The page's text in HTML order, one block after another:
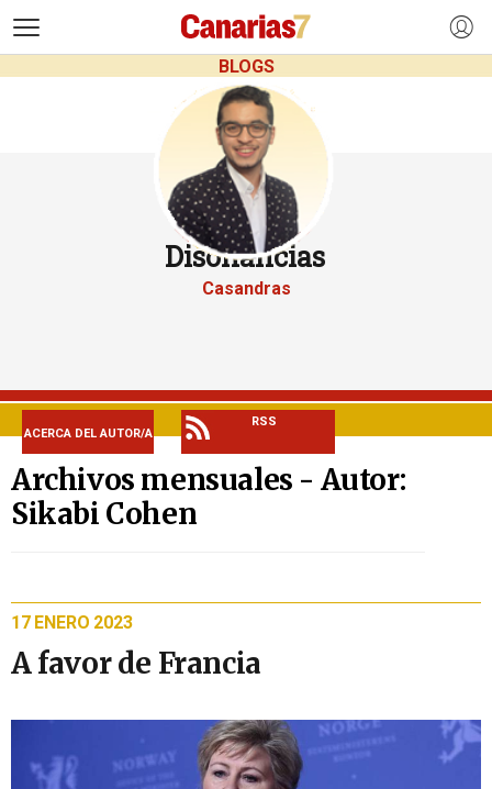
BLOGS
Disonancias
Casandras
ACERCA DEL AUTOR/A
RSS
Archivos mensuales - Autor:
Sikabi Cohen
17 ENERO 2023
A favor de Francia